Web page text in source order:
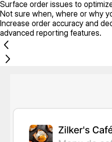
Surface order issues to
Not sure when, where or why
Increase order accuracy and
advanced reporting features.